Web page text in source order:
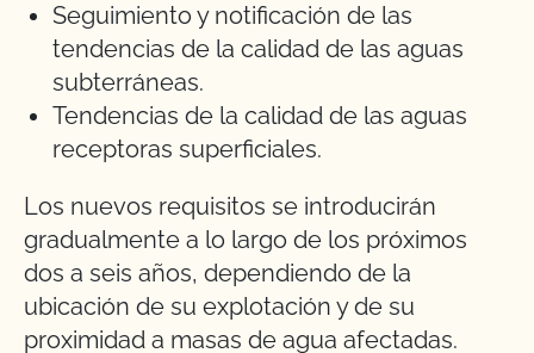
Seguimiento y notificación de las
tendencias de la calidad de las aguas
subterráneas.
Tendencias de la calidad de las aguas
receptoras superficiales.
Los nuevos requisitos se introducirán
gradualmente a lo largo de los próximos
dos a seis años, dependiendo de la
ubicación de su explotación y de su
proximidad a masas de agua afectadas.